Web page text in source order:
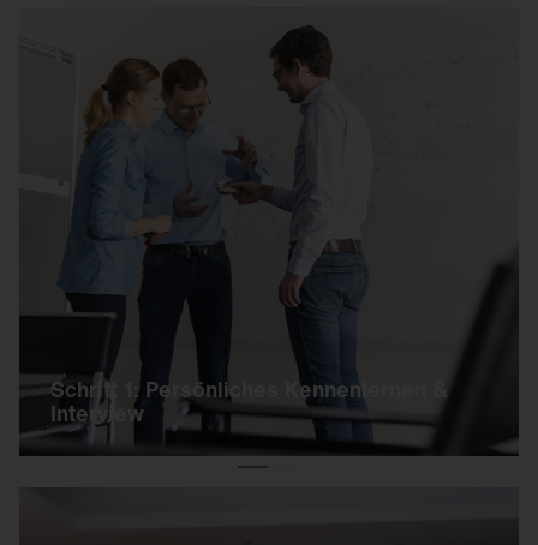
Schritt 1: Persönliches Kennenlernen &
Interview
Schritt 1: Persönliches Kennenlernen & Interview
Nachdem Du Dich erfolgreich online beworben
hast, laden wir Dich zum Vorstellungsgespräch
ein.
Dabei lernst Du einen Ansprechpartner aus
Deiner potenziellen Abteilung kennen.
Je nach Position können danach weitere
Interviews folgen.